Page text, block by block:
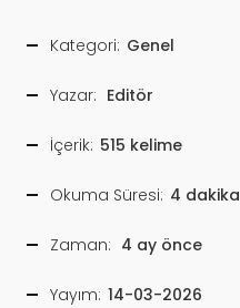
Kategori: Genel
Yazar: Editör
İçerik: 515 kelime
Okuma Süresi: 4 dakika
Zaman: 4 ay önce
Yayım: 14-03-2026